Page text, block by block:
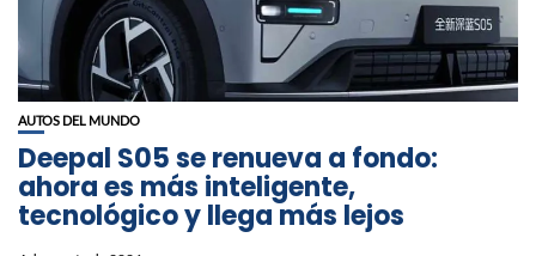
AUTOS DEL MUNDO
Deepal S05 se renueva a fondo:
ahora es más inteligente,
tecnológico y llega más lejos